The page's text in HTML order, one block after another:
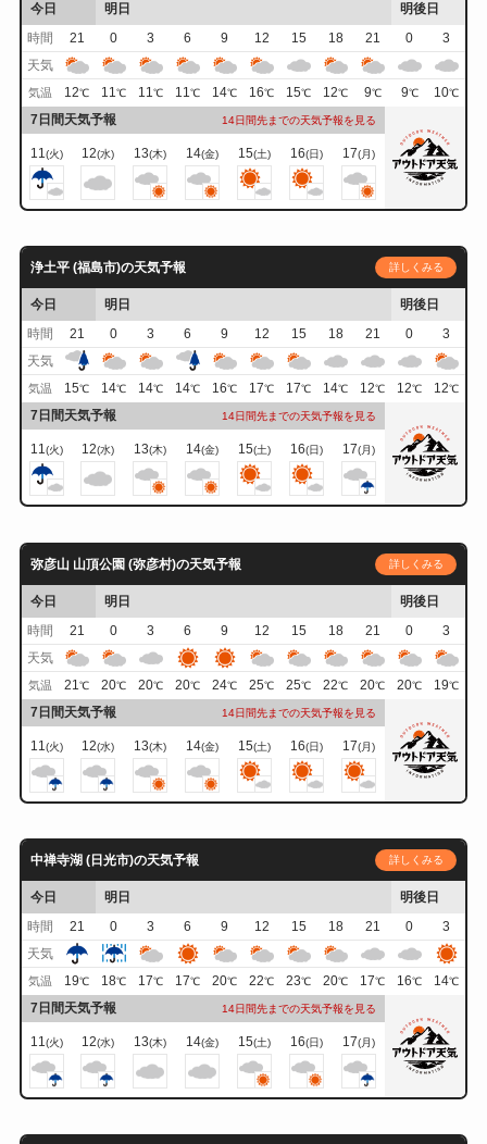
今日 明日
明後日
時間
21 0 3 6 9 12 15 18 21 0
3
天気
気温 12℃ 11℃ 11℃ 11℃ 14℃ 16℃ 15℃ 12℃ 9℃ 9℃ 10℃
7日間天気予報 14日間先までの天気予報を見る
11(火) 12(水) 13(木) 14(金) 15(土) 16(日) 17(月)
浄土平 (福島市)の天気予報 詳しくみる
今日 明日
明後日
時間
21 0 3 6 9 12 15 18 21 0
3
天気
気温 15℃ 14℃ 14℃ 14℃ 16℃ 17℃ 17℃ 14℃ 12℃ 12℃ 12℃
7日間天気予報 14日間先までの天気予報を見る
11(火) 12(水) 13(木) 14(金) 15(土) 16(日) 17(月)
弥彦山 山頂公園 (弥彦村)の天気予報 詳しくみる
今日 明日
明後日
時間
21 0 3 6 9 12 15 18 21 0
3
天気
気温 21℃ 20℃ 20℃ 20℃ 24℃ 25℃ 25℃ 22℃ 20℃ 20℃ 19℃
7日間天気予報 14日間先までの天気予報を見る
11(火) 12(水) 13(木) 14(金) 15(土) 16(日) 17(月)
中禅寺湖 (日光市)の天気予報 詳しくみる
今日 明日
明後日
時間
21 0 3 6 9 12 15 18 21 0
3
天気
気温 19℃ 18℃ 17℃ 17℃ 20℃ 22℃ 23℃ 20℃ 17℃ 16℃ 14℃
7日間天気予報 14日間先までの天気予報を見る
11(火) 12(水) 13(木) 14(金) 15(土) 16(日) 17(月)